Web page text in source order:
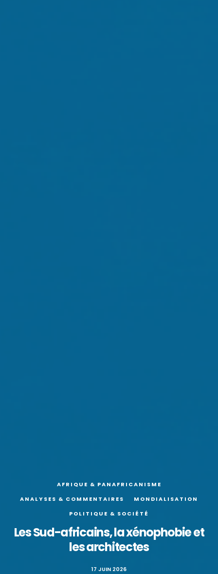
AFRIQUE & PANAFRICANISME
ANALYSES & COMMENTAIRES
MONDIALISATION
POLITIQUE & SOCIÉTÉ
Les Sud-africains, la xénophobie et
les architectes
17 JUIN 2026